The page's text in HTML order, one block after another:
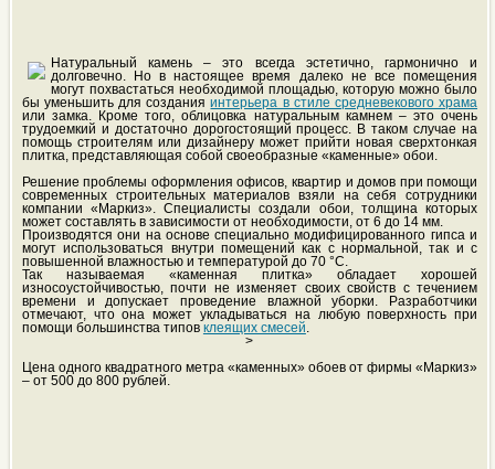
Натуральный камень – это всегда эстетично, гармонично и
долговечно. Но в настоящее время далеко не все помещения
могут похвастаться необходимой площадью, которую можно было
бы уменьшить для созданияинтерьера в стиле средневекового храма
или замка. Кроме того, облицовка натуральным камнем – это очень
трудоемкий и достаточно дорогостоящий процесс. В таком случае на
помощь строителям или дизайнеру может прийти новая сверхтонкая
плитка, представляющая собой своеобразные «каменные» обои.
Решение проблемы оформления офисов, квартир и домов при помощи
современных строительных материалов взяли на себя сотрудники
компании «Маркиз». Специалисты создали обои, толщина которых
может составлять в зависимости от необходимости, от 6 до 14 мм.
Производятся они на основе специально модифицированного гипса и
могут использоваться внутри помещений как с нормальной, так и с
повышенной влажностью и температурой до 70 °С.
Так называемая «каменная плитка» обладает хорошей
износоустойчивостью, почти не изменяет своих свойств с течением
времени и допускает проведение влажной уборки. Разработчики
отмечают, что она может укладываться на любую поверхность при
помощи большинства типов клеящих смесей.
>
Цена одного квадратного метра «каменных» обоев от фирмы «Маркиз»
– от 500 до 800 рублей.